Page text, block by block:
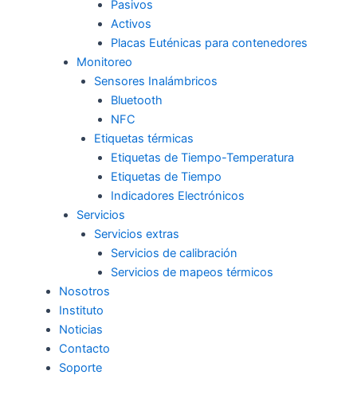
Pasivos
Activos
Placas Euténicas para contenedores
Monitoreo
Sensores Inalámbricos
Bluetooth
NFC
Etiquetas térmicas
Etiquetas de Tiempo-Temperatura
Etiquetas de Tiempo
Indicadores Electrónicos
Servicios
Servicios extras
Servicios de calibración
Servicios de mapeos térmicos
Nosotros
Instituto
Noticias
Contacto
Soporte